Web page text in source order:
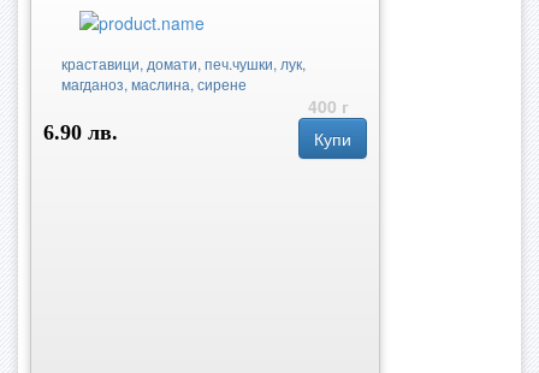
краставици, домати, печ.чушки, лук,
магданоз, маслина, сирене
400 г
6.90 лв.
Купи